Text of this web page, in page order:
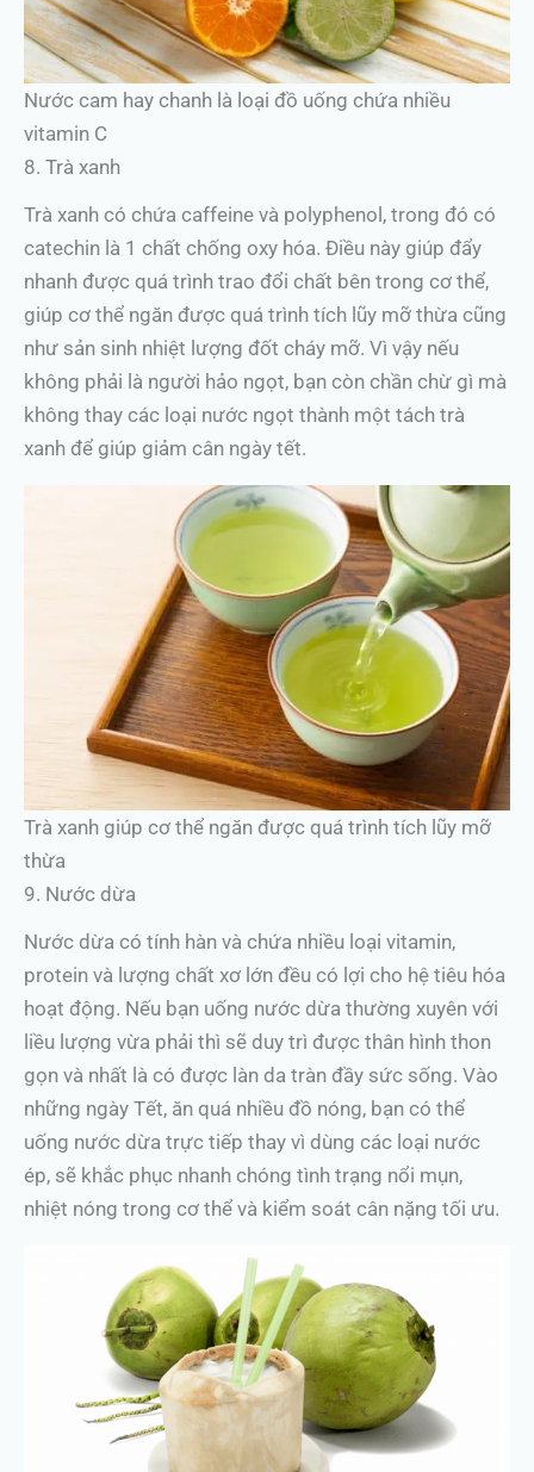
Nước cam hay chanh là loại đồ uống chứa nhiều
vitamin C
8. Trà xanh
Trà xanh có chứa caffeine và polyphenol, trong đó có
catechin là 1 chất chống oxy hóa. Điều này giúp đẩy
nhanh được quá trình trao đổi chất bên trong cơ thể,
giúp cơ thể ngăn được quá trình tích lũy mỡ thừa cũng
như sản sinh nhiệt lượng đốt cháy mỡ. Vì vậy nếu
không phải là người hảo ngọt, bạn còn chần chừ gì mà
không thay các loại nước ngọt thành một tách trà
xanh để giúp giảm cân ngày tết.
Trà xanh giúp cơ thể ngăn được quá trình tích lũy mỡ
thừa
9. Nước dừa
Nước dừa có tính hàn và chứa nhiều loại vitamin,
protein và lượng chất xơ lớn đều có lợi cho hệ tiêu hóa
hoạt động. Nếu bạn uống nước dừa thường xuyên với
liều lượng vừa phải thì sẽ duy trì được thân hình thon
gọn và nhất là có được làn da tràn đầy sức sống. Vào
những ngày Tết, ăn quá nhiều đồ nóng, bạn có thể
uống nước dừa trực tiếp thay vì dùng các loại nước
ép, sẽ khắc phục nhanh chóng tình trạng nổi mụn,
nhiệt nóng trong cơ thể và kiểm soát cân nặng tối ưu.